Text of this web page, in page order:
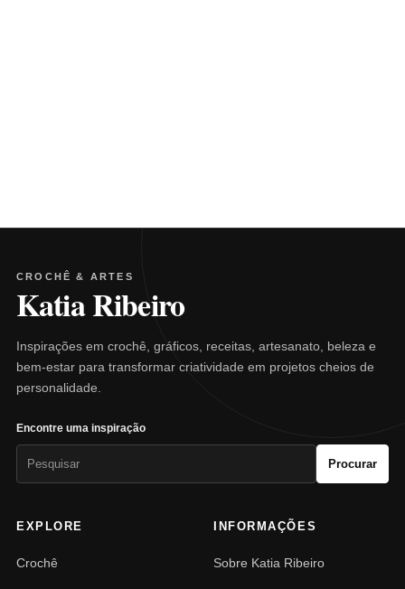
CROCHÊ & ARTES
Katia Ribeiro
Inspirações em crochê, gráficos, receitas, artesanato, beleza e
bem-estar para transformar criatividade em projetos cheios de
personalidade.
Encontre uma inspiração
Procurar
EXPLORE
Crochê
INFORMAÇÕES
Sobre Katia Ribeiro